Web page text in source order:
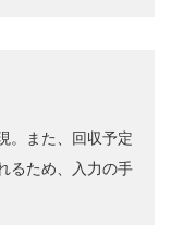
。また、回収予定
るため、入力の手